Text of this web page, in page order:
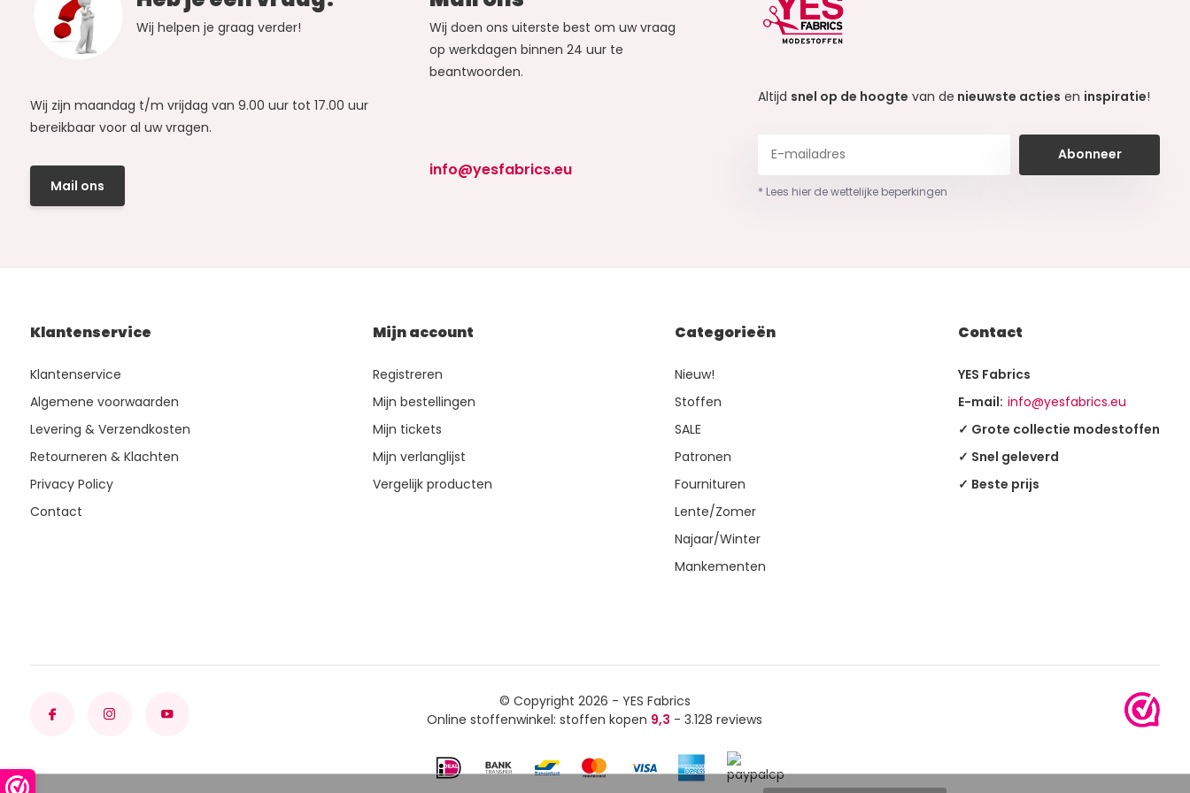
Wij helpen je graag verder!
Wij zijn maandag t/m vrijdag van 9.00 uur tot 17.00 uur
bereikbaar voor al uw vragen.
Mail ons
Wij doen ons uiterste best om uw vraag
op werkdagen binnen 24 uur te
beantwoorden.
info@yesfabrics.eu
Altijd snel op de hoogte van de nieuwste acties en inspiratie!
Abonneer
* Lees hier de wettelijke beperkingen
Klantenservice
Klantenservice
Algemene voorwaarden
Levering & Verzendkosten
Retourneren & Klachten
Privacy Policy
Contact
Mijn account
Registreren
Mijn bestellingen
Mijn tickets
Mijn verlanglijst
Vergelijk producten
Categorieën
Nieuw!
Stoffen
SALE
Patronen
Fournituren
Lente/Zomer
Najaar/Winter
Mankementen
Contact
YES Fabrics
E-mail: info@yesfabrics.eu
✓ Grote collectie modestoffen
✓ Snel geleverd
✓ Beste prijs
© Copyright 2026 - YES Fabrics
Online stoffenwinkel: stoffen kopen 9,3 - 3.128 reviews